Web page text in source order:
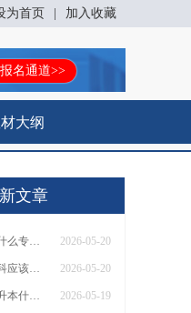
为首页 加入收藏
报名通道>>
大纲
文章
广东自考本科考什么专业好找工作？附26年入口 2026-05-20
26年广东自考本科应该考什么专业？哪个好 2026-05-20
26年10月自考专升本什么时候能考（各地报名日期汇总） 2026-05-19